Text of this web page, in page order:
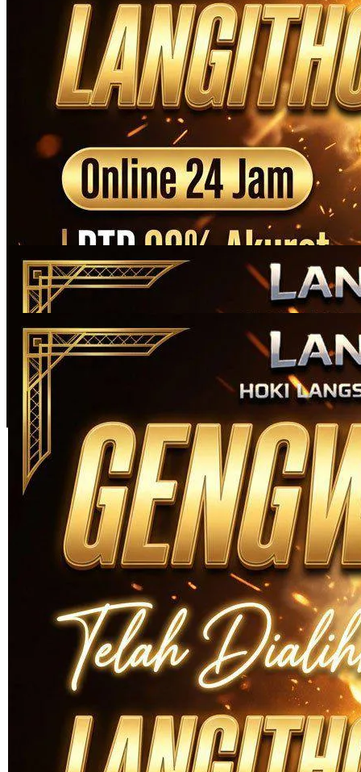
Skip to the beginning of the images gallery